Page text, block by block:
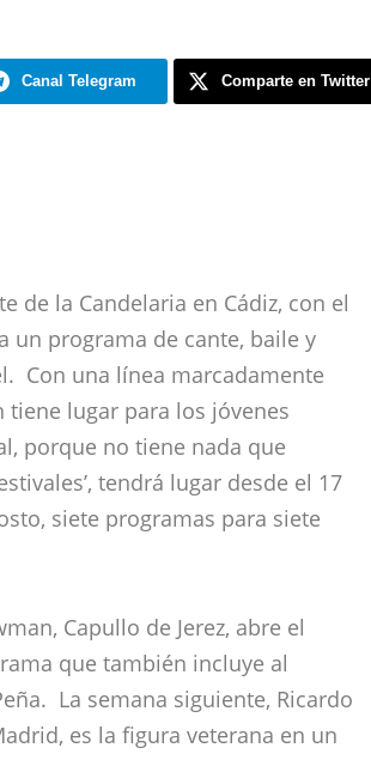
Canal Telegram Comparte en Twitter
de la Candelaria en Cádiz, con el
un programa de cante, baile y
Con una línea marcadamente
lugar para los jóvenes
porque no tiene nada que
tendrá lugar desde el 17
siete programas para siete
Capullo de Jerez, abre el
que también incluye al
La semana siguiente, Ricardo
es la figura veterana en un